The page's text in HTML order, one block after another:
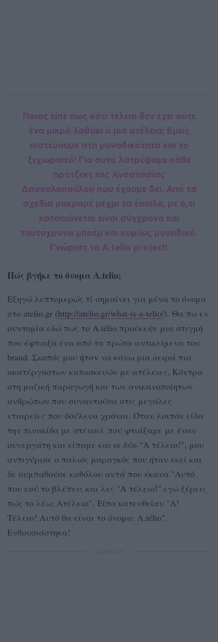
Ποιος είπε πως κάτι τέλειο δεν έχει ούτε
ένα μικρό λαθάκι ή μια ατέλεια; Εμείς
πιστεύουμε στη μοναδικότητα και το
ξεχωριστό! Για αυτό λατρέψαμε κάθε
πρότζεκτ της Αναστασίας
Δασκαλοπούλου που έχουμε δει. Από τα
σχέδια μακραμέ μέχρι τα έπιπλα, με ό,τι
καταπιάνεται είναι σύγχρονο και
ταυτόχρονα μποέμ και κυρίως μοναδικό.
Γνώρισε το A.telio project!
Πώς βγήκε το όνομα A.telio;
Εξηγώ λεπτομερώς τί σημαίνει για μένα το όνομα
στο atelio.gr (http://atelio.gr/what-is-a-telio/). Θα πω εν
συντομία εδώ πως το A.télio προέκυψε μια στιγμή
που έφτιαξα ένα από τα πρώτα αντικείμενα του
brand. Σκοπός μου ήταν να κάνω μια σειρά πιο
ακατέργαστων κατασκευών με ατέλειες. Κόντρα
στη μαζική παραγωγή και των ανικανοποίητων
ανθρώπων που συναντούσα στις μεγάλες
εταιρείες που δούλευα χρόνια. Όταν λοιπόν είδα
την πινακίδα με στένσιλ που φτιάξαμε με έναν
συνεργάτη και είπαμε και οι δύο “Α τέλειο!”, μου
αντιγύρισε ο παλιός μαραγκός που ήταν εκεί και
δε συμπαθούσε καθόλου αυτά που έκανα "Αυτό
που εσύ το βλέπεις και λες "Α τέλειο!" εγώ ξέρεις
πώς το λέω; Ατέλειο". Είπα κατευθείαν "Α!
Τέλειο! Αυτό θα είναι το όνομα: Α.télio".
Ενθουσιάστηκα!